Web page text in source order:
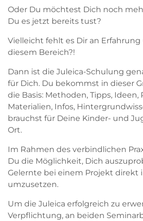
Oder Du möchtest Dich noch
Du es jetzt bereits tust?
Vielleicht fehlt es Dir an
diesem Bereich?!
Dann ist die Juleica-Schulung
für Dich. Du bekommst in dieser
die Basis: Methoden, Tipps, Ideen,
Materialien, Infos,
brauchst für Deine Kinder- und
Ort.
Im Rahmen des verbindlichen
Du die Möglichkeit, Dich
Gelernte bei einem Projekt direkt
umzusetzen.
Um die Juleica erfolgreich zu
Verpflichtung, an beiden